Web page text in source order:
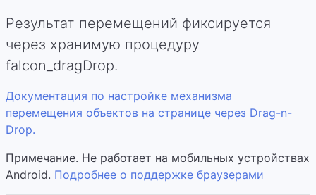
Результат перемещений фиксируется
через хранимую процедуру
falcon_dragDrop.
Документация по настройке механизма
перемещения объектов на странице через Drag-n-
Drop.
Примечание. Не работает на мобильных устройствах
Android. Подробнее о поддержке браузерами